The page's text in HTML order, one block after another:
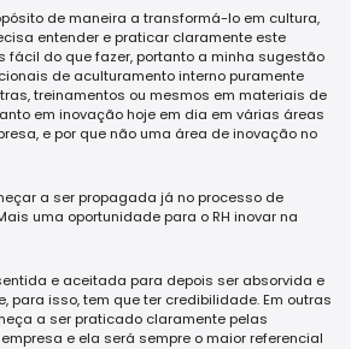
de maneira a transformá-lo em cultura,
entender e praticar claramente este
fácil do que fazer, portanto a minha sugestão
de aculturamento interno puramente
treinamentos ou mesmos em materiais de
em inovação hoje em dia em várias áreas
e por que não uma área de inovação no
a ser propagada já no processo de
uma oportunidade para o RH inovar na
e aceitada para depois ser absorvida e
para isso, tem que ter credibilidade. Em outras
a ser praticado claramente pelas
e ela será sempre o maior referencial